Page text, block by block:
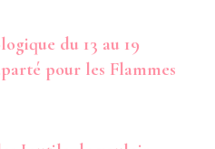
du 13 au 19
pour les Flammes